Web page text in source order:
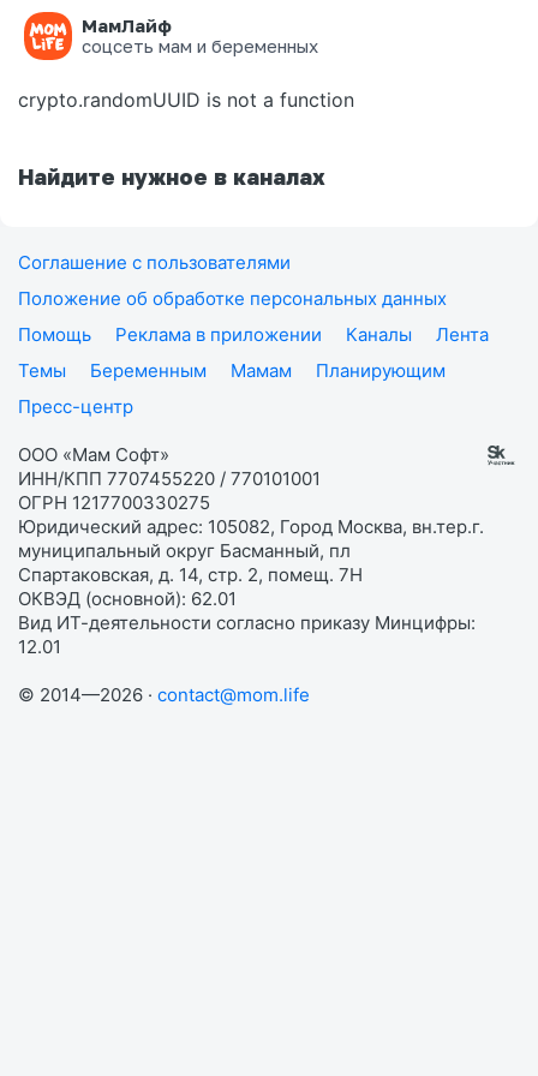
МамЛайф
соцсеть мам и беременных
Ошибка на странице
crypto.randomUUID is not a function
Найдите нужное в каналах
Соглашение с пользователями
Положение об обработке персональных данных
Помощь
Реклама в приложении Каналы
Лента
Темы
Беременным Мамам
Планирующим
Пресс-центр
ООО «Мам Софт»
ИНН/КПП 7707455220 / 770101001
ОГРН 1217700330275
Юридический адрес: 105082, Город Москва, вн.тер.г.
муниципальный округ Басманный, пл
Спартаковская, д. 14, стр. 2, помещ. 7Н
ОКВЭД (основной): 62.01
Вид ИТ-деятельности согласно приказу Минцифры:
12.01
© 2014—2026 · contact@mom.life